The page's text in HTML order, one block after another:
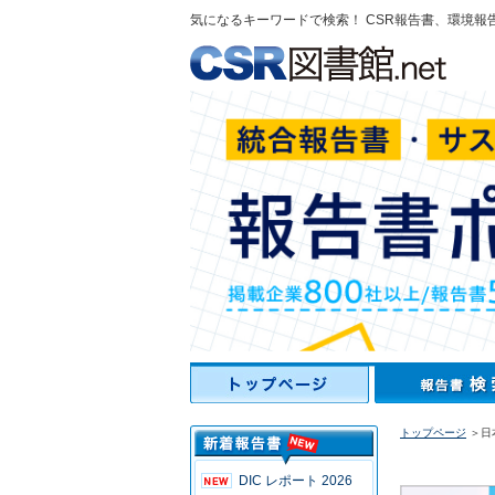
気になるキーワードで検索！ CSR報告書、環境報
DIC レポート 2026
トップページ ＞